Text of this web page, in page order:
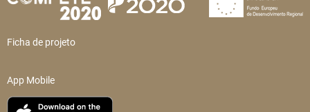
Ficha de projeto
App Mobile